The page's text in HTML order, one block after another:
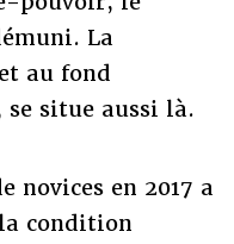
La
au fond
situe aussi là.
en 2017 a
condition